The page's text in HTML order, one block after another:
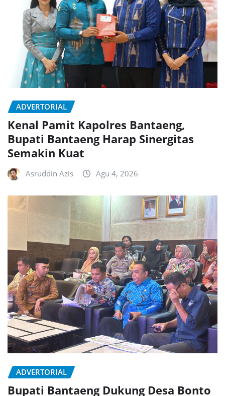
ADVERTORIAL
Kenal Pamit Kapolres Bantaeng,
Bupati Bantaeng Harap Sinergitas
Semakin Kuat
Asruddin Azis Agu 4, 2026
ADVERTORIAL
Bupati Bantaeng Dukung Desa Bonto